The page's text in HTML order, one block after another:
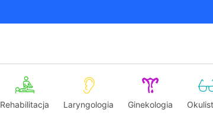
Rehabilitacja Laryngologia Ginekologia